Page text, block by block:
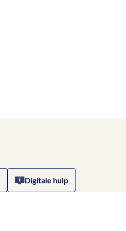
Digitale hulp